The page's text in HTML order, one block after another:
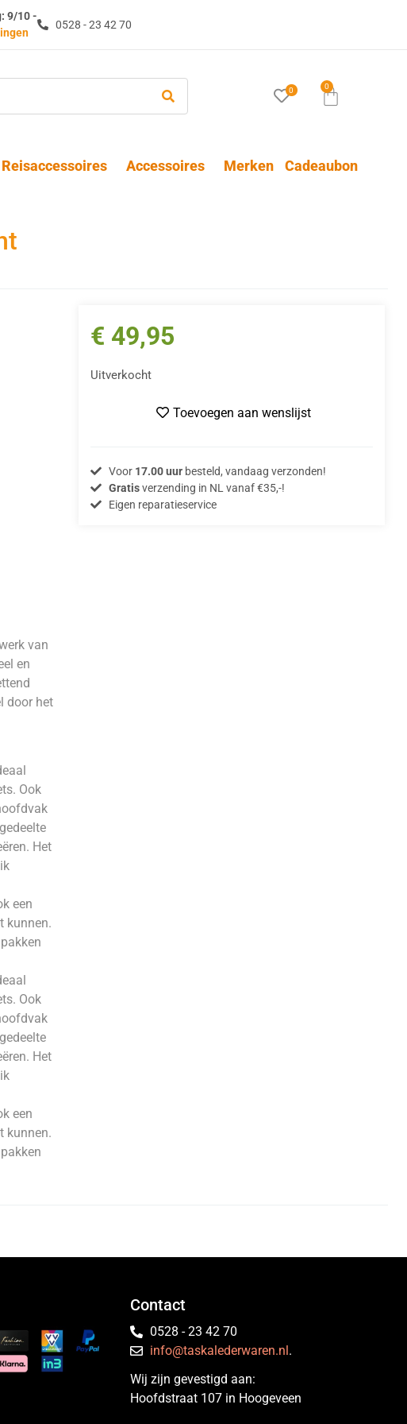
9/10 -
0528 - 23 42 70
0 0
Reisaccessoires Accessoires Merken Cadeaubon
van
en
door het
Ook
Het
een
kunnen.
Ook
Het
een
kunnen.
€ 49,95
Uitverkocht
Toevoegen aan wenslijst
Voor 17.00 uurbesteld, vandaag verzonden!
Gratisverzending in NL vanaf €35,-!
Eigen reparatieservice
Contact
0528 - 23 42 70
info@taskalederwaren.nl.
Wij zijn gevestigd aan:
Hoofdstraat 107 in Hoogeveen